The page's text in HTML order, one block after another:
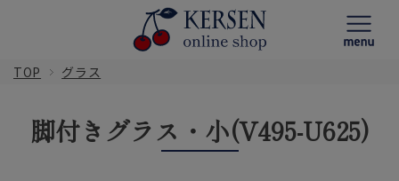
TOP グラス
脚付きグラス・小(V495-U625)